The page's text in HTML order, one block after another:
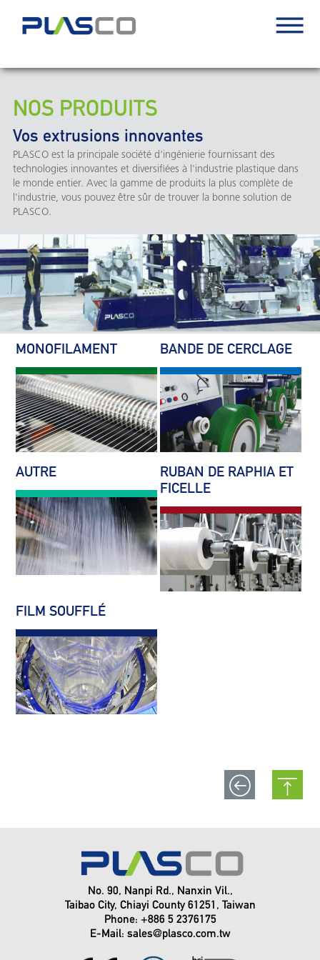
NOS PRODUITS
Vos extrusions innovantes
PLASCO est la principale société d'ingénierie fournissant des
technologies innovantes et diversifiées à l'industrie plastique dans
le monde entier. Avec la gamme de produits la plus complète de
l'industrie, vous pouvez être sûr de trouver la bonne solution de
PLASCO.
MONOFILAMENT BANDE DE CERCLAGE
AUTRE
RUBAN DE RAPHIA ET
FICELLE
FILM SOUFFLÉ
No. 90, Nanpi Rd., Nanxin Vil.,
Taibao City, Chiayi County 61251, Taiwan
Phone: +886 5 2376175
E-Mail: sales@plasco.com.tw